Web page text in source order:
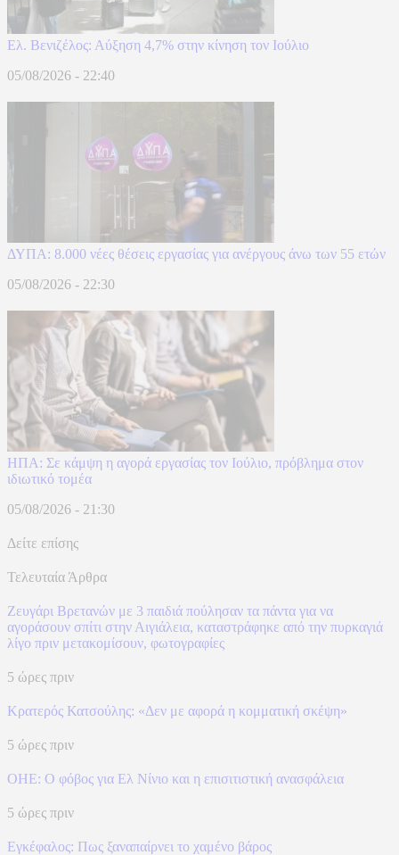
Ελ. Βενιζέλος: Αύξηση 4,7% στην κίνηση τον Ιούλιο
05/08/2026 - 22:40
ΔΥΠΑ: 8.000 νέες θέσεις εργασίας για ανέργους άνω των 55 ετών
05/08/2026 - 22:30
ΗΠΑ: Σε κάμψη η αγορά εργασίας τον Ιούλιο, πρόβλημα στον
ιδιωτικό τομέα
05/08/2026 - 21:30
Δείτε επίσης
Τελευταία Άρθρα
Ζευγάρι Βρετανών με 3 παιδιά πούλησαν τα πάντα για να
αγοράσουν σπίτι στην Αιγιάλεια, καταστράφηκε από την πυρκαγιά
λίγο πριν μετακομίσουν, φωτογραφίες
5 ώρες πριν
Κρατερός Κατσούλης: «Δεν με αφορά η κομματική σκέψη»
5 ώρες πριν
ΟΗΕ: Ο φόβος για Ελ Νίνιο και η επισιτιστική ανασφάλεια
5 ώρες πριν
Eγκέφαλος: Πως ξαναπαίρνει το χαμένο βάρος